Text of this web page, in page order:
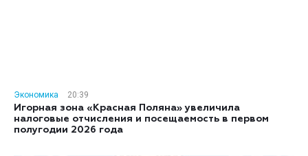
Экономика
20:39
Игорная зона «Красная Поляна» увеличила
налоговые отчисления и посещаемость в первом
полугодии 2026 года